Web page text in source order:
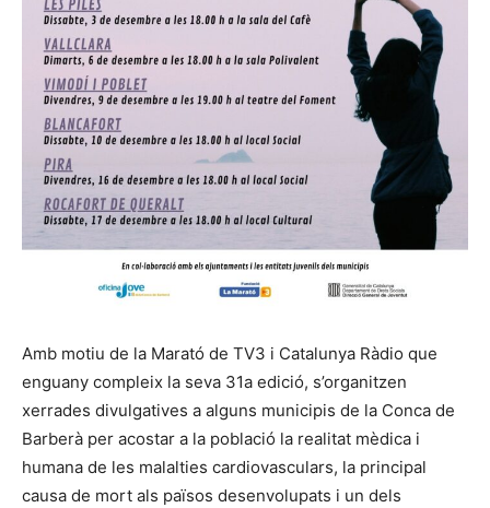
Amb motiu de la Marató de TV3 i Catalunya Ràdio que
enguany compleix la seva 31a edició, s’organitzen
xerrades divulgatives a alguns municipis de la Conca de
Barberà per acostar a la població la realitat mèdica i
humana de les malalties cardiovasculars, la principal
causa de mort als països desenvolupats i un dels